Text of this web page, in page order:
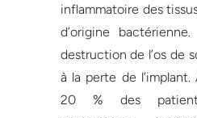
inflammatoire des
d’origine
destruction de l’os de
à la perte de
20 % des